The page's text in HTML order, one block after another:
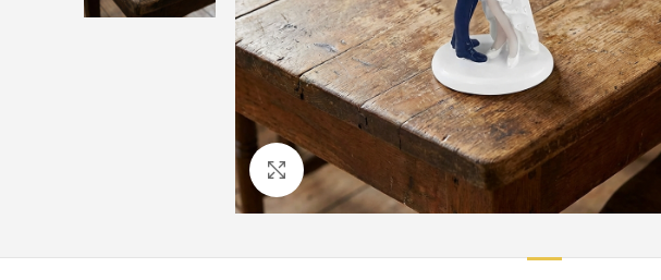
Click to enlarge